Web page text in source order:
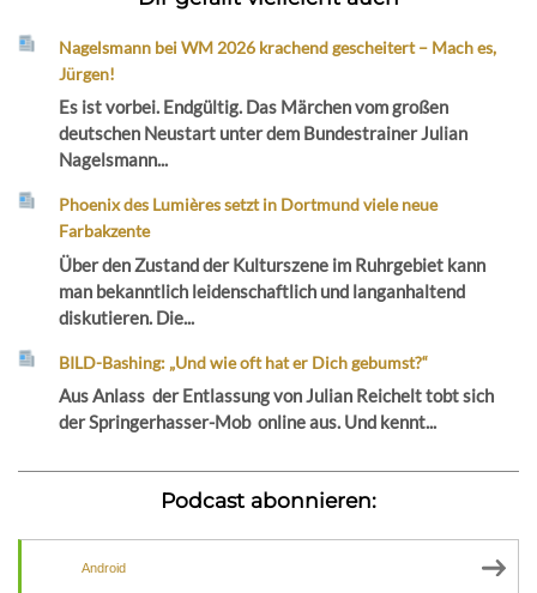
Nagelsmann bei WM 2026 krachend gescheitert – Mach es,
Jürgen!
Es ist vorbei. Endgültig. Das Märchen vom großen
deutschen Neustart unter dem Bundestrainer Julian
Nagelsmann...
Phoenix des Lumières setzt in Dortmund viele neue
Farbakzente
Über den Zustand der Kulturszene im Ruhrgebiet kann
man bekanntlich leidenschaftlich und langanhaltend
diskutieren. Die...
BILD-Bashing: „Und wie oft hat er Dich gebumst?“
Aus Anlass der Entlassung von Julian Reichelt tobt sich
der Springerhasser-Mob online aus. Und kennt...
Podcast abonnieren:
Android